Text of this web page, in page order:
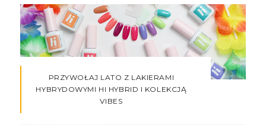
PRZYWOŁAJ LATO Z LAKIERAMI
HYBRYDOWYMI HI HYBRID I KOLEKCJĄ
VIBES